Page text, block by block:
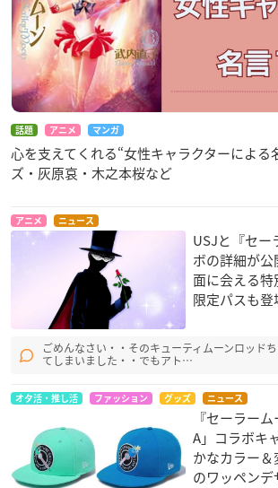
話題 アニメ マンガ
心を支えてくれる“女性キャラクターによる
ズ・灰原哀・木之本桜など
アニメ ニュース
USJと『セー
ボの詳細が
面に会える
限定パスも登
ごめんなさい・・そのキューティムーンロッド
てしまいました・・でもアト…
オタ活・推し活 ファッション グッズ ニュース
『セーラー
A」コラボキ
かなカラー
のワッペンデ